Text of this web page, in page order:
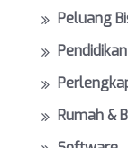
Peluang
Pendidikan
Rumah &